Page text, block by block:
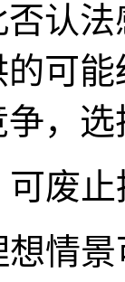
认
可
，
废止
情景